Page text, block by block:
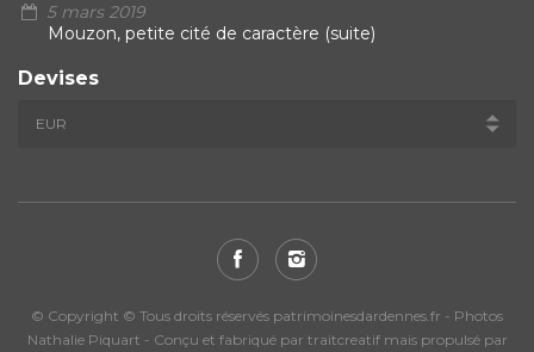
5 mars 2019
Mouzon, petite cité de caractère (suite)
Devises
© Copyright © Tous droits réservés patrimoinesdardennes.fr - Photos
Nathalie Piquart - Conçu et fabriqué par traitcreatif mais propulsé par